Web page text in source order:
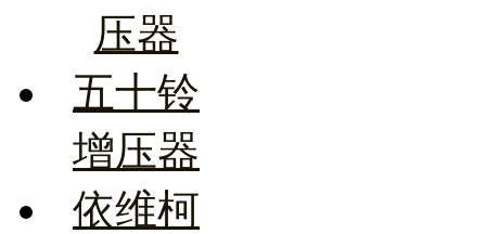
压器
五十铃
增压器
依维柯